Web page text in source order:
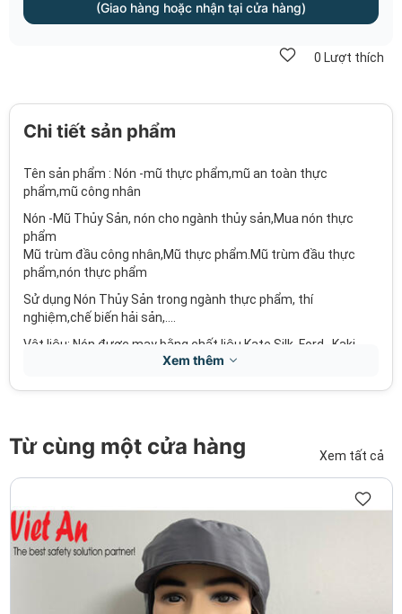
(Giao hàng hoặc nhận tại cửa hàng)
0 Lượt thích
Chi tiết sản phẩm
Tên sản phẩm : Nón -mũ thực phẩm,mũ an toàn thực
phẩm,mũ công nhân
Nón -Mũ Thủy Sản, nón cho ngành thủy sản,Mua nón thực
phẩm
Mũ trùm đầu công nhân,Mũ thực phẩm.Mũ trùm đầu thực
phẩm,nón thực phẩm
Sử dụng Nón Thủy Sản trong ngành thực phẩm, thí
nghiệm,chế biến hải sản,….
Vật liệu: Nón được may bằng chất liệu Kate Silk, Ford , Kaki
NTT, Kaki 100% cotton,vải không dệt, viền thun đàn hồi, siêu
Màu: trắng, xanh, vàng, đỏ, hồng, trắng, đen hoặc theo yêu
cầu của khách hàng.
với chất liệu đàn hồi cao nón thủy sản phù hợp vói tất cả đầu
Xem thêm
Từ cùng một cửa hàng Xem tất cả